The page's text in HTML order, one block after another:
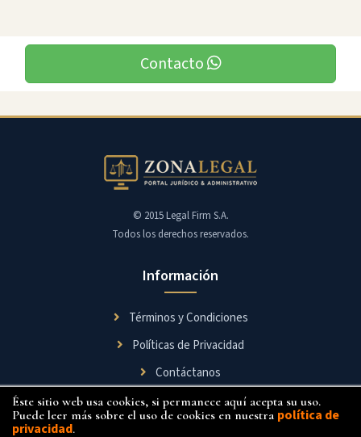
Éste sitio web usa cookies, si permanece aquí acepta su uso.
Puede leer más sobre el uso de cookies en nuestra política de
privacidad.
Contacto
© 2015 Legal Firm S.A.
Todos los derechos reservados.
Información
Términos y Condiciones
Políticas de Privacidad
Contáctanos
Síguenos